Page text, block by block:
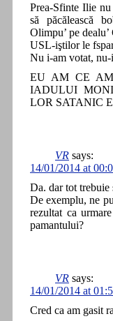
Prea-Sfinte Ilie
să păcălească
Olimpu’ pe
USL-iştilor le
Nu i-am votat,
EU AM CE
IADULUI
LOR SATANIC
VR says:
14/01/2014 at
Da. dar tot trebuie
De exemplu, ne
rezultat ca
pamantului?
VR says:
14/01/2014 at
Cred ca am gasit